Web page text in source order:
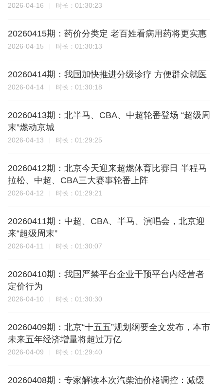
2026-04-16 时长： 01:30:23
20260415期：药价分类定 老百姓看病用药将更实惠
2026-04-15 时长： 01:30:13
20260414期：我国加快推进分级诊疗 方便群众就医
2026-04-14 时长： 01:30:18
20260413期：北半马、CBA、中超轮番登场 “超级周
末”燃动京城
2026-04-13 时长： 01:29:25
20260412期：北京今天迎来超燃体育比赛日 半程马
拉松、中超、CBA三大赛事轮番上阵
2026-04-12 时长： 01:29:21
20260411期：中超、CBA、半马、演唱会，北京迎
来“超级周末”
2026-04-11 时长： 01:30:07
20260410期：我国严禁平台企业干预平台内经营者
定价行为
2026-04-10 时长： 01:30:30
20260409期：北京“十五五”规划纲要全文发布，本市
未来五年经济增量将超过万亿
2026-04-09 时长： 01:29:40
20260408期：专家解读本次汽柴油价格调控：减缓